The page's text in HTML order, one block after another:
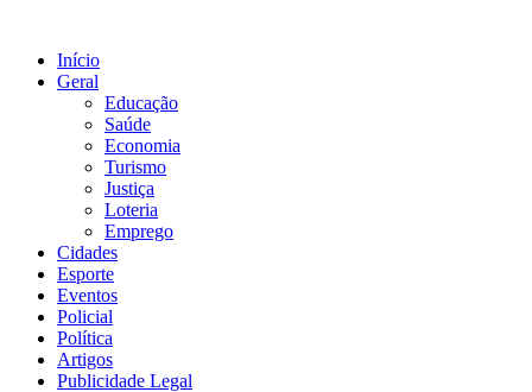
conteúdo
Início
Geral
Educação
Saúde
Economia
Turismo
Justiça
Loteria
Emprego
Cidades
Esporte
Eventos
Policial
Política
Artigos
Publicidade Legal